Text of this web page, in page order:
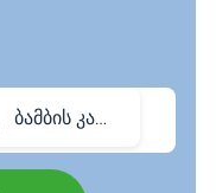
ბამბის კარადის გაშრობის/უხმაურო პროგრამა